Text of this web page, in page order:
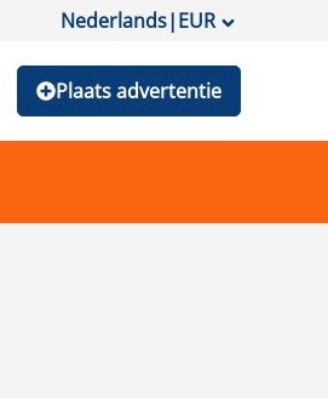
Nederlands|EUR
Plaats advertentie